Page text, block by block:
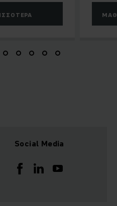
Social Media